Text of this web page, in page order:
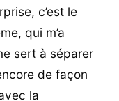
c’est le
qui m’a
sert à séparer
de façon
la